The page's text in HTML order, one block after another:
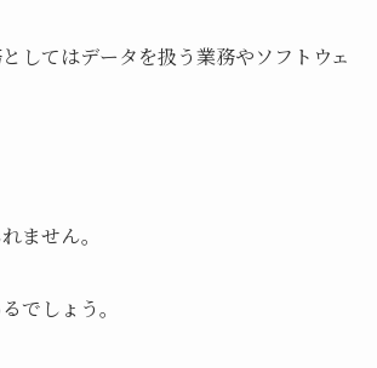
してはデータを扱う業務やソフトウェ
ません。
でしょう。